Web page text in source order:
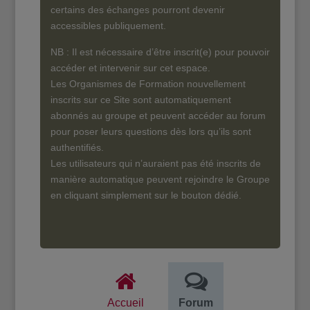
certains des échanges pourront devenir
accessibles publiquement.
NB : Il est nécessaire d’être inscrit(e) pour pouvoir
accéder et intervenir sur cet espace.
Les Organismes de Formation nouvellement
inscrits sur ce Site sont automatiquement
abonnés au groupe et peuvent accéder au forum
pour poser leurs questions dès lors qu’ils sont
authentifiés.
Les utilisateurs qui n’auraient pas été inscrits de
manière automatique peuvent rejoindre le Groupe
en cliquant simplement sur le bouton dédié.
Accueil Forum